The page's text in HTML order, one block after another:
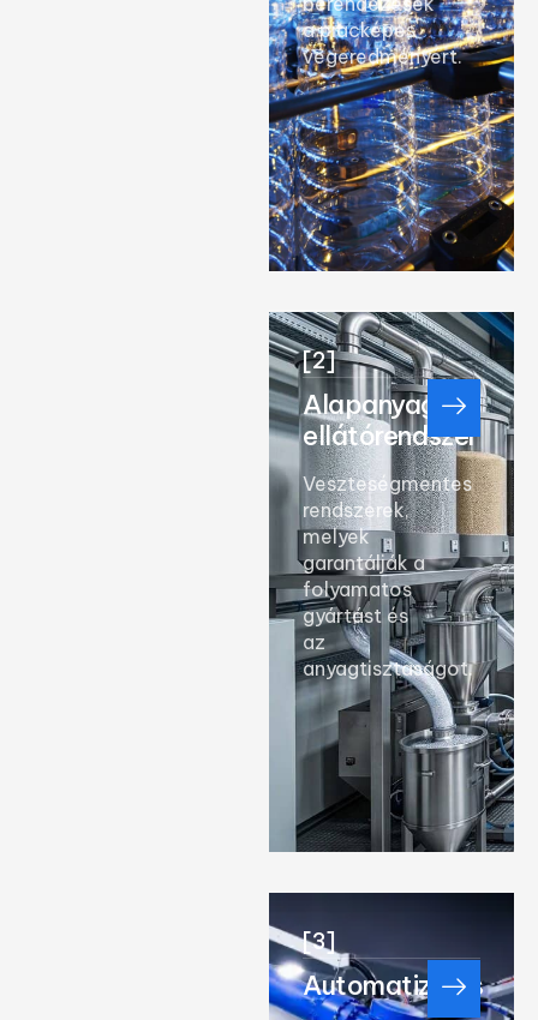
a piacképes
végeredményért.
[2]
Alapanyag
ellátórendszer
Veszteségmentes
rendszerek,
melyek
garantálják a
folyamatos
gyártást és
az
anyagtisztaságot.
[3]
Automatizálás